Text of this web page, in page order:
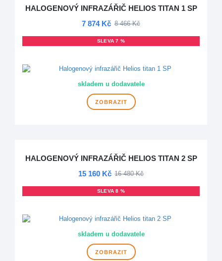
HALOGENOVÝ INFRAZÁŘIČ HELIOS TITAN 1 SP
7 874 Kč 8 466 Kč
SLEVA 7 %
skladem u dodavatele
ZOBRAZIT
HALOGENOVÝ INFRAZÁŘIČ HELIOS TITAN 2 SP
15 160 Kč 16 480 Kč
SLEVA 8 %
skladem u dodavatele
ZOBRAZIT